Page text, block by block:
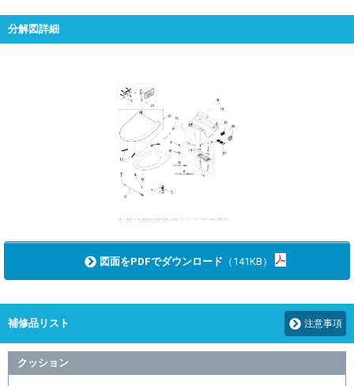
分解図詳細
図面をPDFでダウンロード （141KB）
補修品リスト 注意事項
クッション